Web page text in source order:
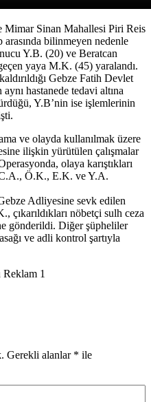
Mimar Sinan Mahallesi Piri Reis
bilinmeyen nedenle
Y.B. (20) ve Beratcan
yaya M.K. (45) yaralandı.
Gebze Fatih Devlet
hastanede tedavi altına
Y.B’nin ise işlemlerinin
ve olayda kullanılmak üzere
ilişkin yürütülen çalışmalar
olaya karıştıkları
Ö.K., E.K. ve Y.A.
Adliyesine sevk edilen
nöbetçi sulh ceza
gönderildi. Diğer şüpheliler
ve adli kontrol şartıyla
Gerekli alanlar * ile